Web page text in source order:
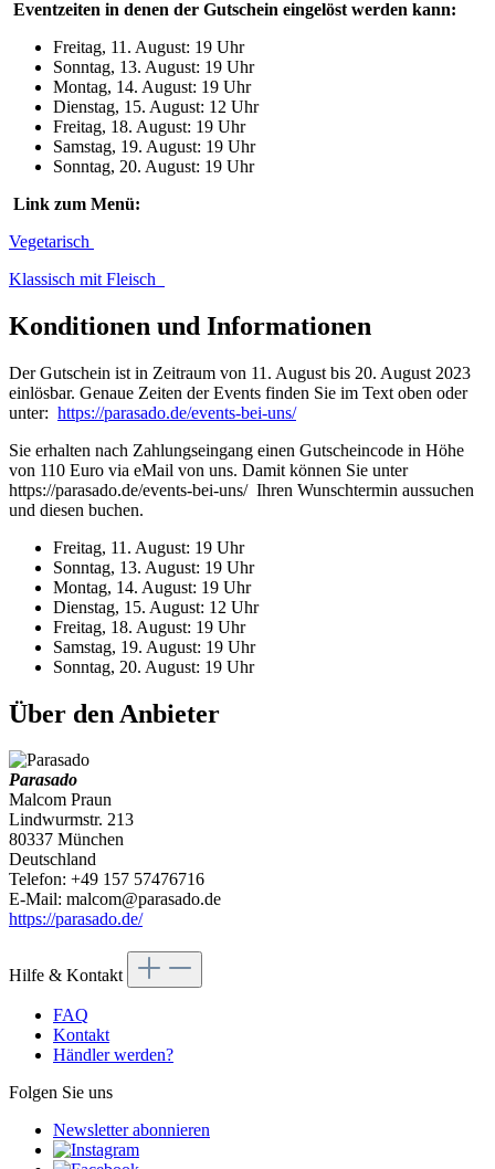
Eventzeiten in denen der Gutschein eingelöst werden kann:
Freitag, 11. August: 19 Uhr
Sonntag, 13. August: 19 Uhr
Montag, 14. August: 19 Uhr
Dienstag, 15. August: 12 Uhr
Freitag, 18. August: 19 Uhr
Samstag, 19. August: 19 Uhr
Sonntag, 20. August: 19 Uhr
Link zum Menü:
Vegetarisch
Klassisch mit Fleisch
Konditionen und Informationen
Der Gutschein ist in Zeitraum von 11. August bis 20. August 2023
einlösbar. Genaue Zeiten der Events finden Sie im Text oben oder
unter: https://parasado.de/events-bei-uns/
Sie erhalten nach Zahlungseingang einen Gutscheincode in Höhe
von 110 Euro via eMail von uns. Damit können Sie unter
https://parasado.de/events-bei-uns/Ihren Wunschtermin aussuchen
und diesen buchen.
Freitag, 11. August: 19 Uhr
Sonntag, 13. August: 19 Uhr
Montag, 14. August: 19 Uhr
Dienstag, 15. August: 12 Uhr
Freitag, 18. August: 19 Uhr
Samstag, 19. August: 19 Uhr
Sonntag, 20. August: 19 Uhr
Über den Anbieter
Parasado
Malcom Praun
Lindwurmstr. 213
80337 München
Deutschland
Telefon: +49 157 57476716
E-Mail: malcom@parasado.de
https://parasado.de/
Hilfe & Kontakt
FAQ
Kontakt
Händler werden?
Folgen Sie uns
Newsletter abonnieren